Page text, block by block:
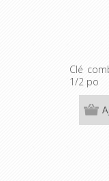
Clé
1/2 po